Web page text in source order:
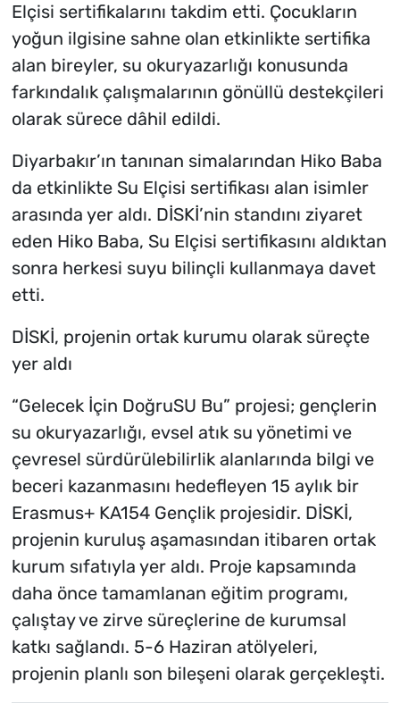
Elçisi sertifikalarını takdim etti. Çocukların
yoğun ilgisine sahne olan etkinlikte sertifika
alan bireyler, su okuryazarlığı konusunda
farkındalık çalışmalarının gönüllü destekçileri
olarak sürece dâhil edildi.
Diyarbakır’ın tanınan simalarından Hiko Baba
da etkinlikte Su Elçisi sertifikası alan isimler
arasında yer aldı. DİSKİ’nin standını ziyaret
eden Hiko Baba, Su Elçisi sertifikasını aldıktan
sonra herkesi suyu bilinçli kullanmaya davet
etti.
DİSKİ, projenin ortak kurumu olarak süreçte
yer aldı
“Gelecek İçin DoğruSU Bu” projesi; gençlerin
su okuryazarlığı, evsel atık su yönetimi ve
çevresel sürdürülebilirlik alanlarında bilgi ve
beceri kazanmasını hedefleyen 15 aylık bir
Erasmus+ KA154 Gençlik projesidir. DİSKİ,
projenin kuruluş aşamasından itibaren ortak
kurum sıfatıyla yer aldı. Proje kapsamında
daha önce tamamlanan eğitim programı,
çalıştay ve zirve süreçlerine de kurumsal
katkı sağlandı. 5-6 Haziran atölyeleri,
projenin planlı son bileşeni olarak gerçekleşti.